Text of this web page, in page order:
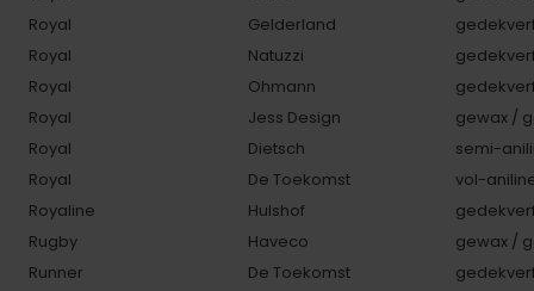
Royal
Gelderland
Royal
Natuzzi
Royal
Ohmann
Royal
Jess Design
gewax /
Royal
Dietsch
semi-
Royal
De Toekomst
vol-
Royaline
Hulshof
Rugby
Haveco
gewax /
Runner
De Toekomst